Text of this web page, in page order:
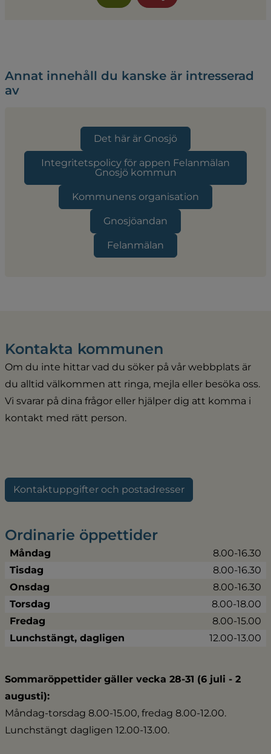
Annat innehåll du kanske är intresserad
av
Det här är Gnosjö
Integritetspolicy för appen Felanmälan
Gnosjö kommun
Kommunens organisation
Gnosjöandan
Felanmälan
Kontakta kommunen
Om du inte hittar vad du söker på vår webbplats är
du alltid välkommen att ringa, mejla eller besöka oss.
Vi svarar på dina frågor eller hjälper dig att komma i
kontakt med rätt person.
Kontaktuppgifter och postadresser
Ordinarie öppettider
Måndag
8.00-16.30
Tisdag
8.00-16.30
Onsdag
8.00-16.30
Torsdag
8.00-18.00
Fredag
8.00-15.00
Lunchstängt, dagligen
12.00-13.00
Sommaröppettider gäller vecka 28-31 (6 juli - 2
augusti):
Måndag-torsdag 8.00-15.00, fredag 8.00-12.00.
Lunchstängt dagligen 12.00-13.00.